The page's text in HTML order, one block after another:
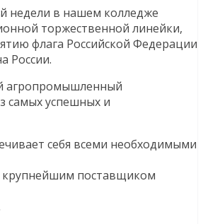
недели в нашем колледже
торжественной линейки,
флага Российской Федерации
России.
агропромышленный
самых успешных и
себя всеми необходимыми
крупнейшим поставщиком